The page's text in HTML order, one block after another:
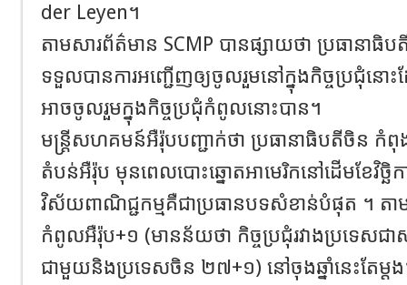
der Leyen។
តាមសារព័ត៌មាន​ SCMP បានផ្សាយថា ប្រធានាធិ
ទទួលបានការអញ្ជើញឲ្យចូលរួម​នៅក្នុងកិច្ចប្រជុំនោះ
អាចចូលរួមក្នុងកិច្ចប្រជុំកំពូលនោះបាន។
មន្ត្រីសហគមន៍អឺរ៉ុប​បញ្ជាក់ថា ប្រធានាធិបតីចិន កំពុ
តំបន់អឺរ៉ុប​ មុនពេលបោះឆ្នោតអាមេរិក​នៅដើមខែវិច្ឆិ
វិស័យពាណិជ្ជកម្មគឺជាប្រធានបទសំខាន់បំផុត​ ។ តា
កំពូល​អឺរ៉ុប+១ (មានន័យថា កិច្ចប្រជុំរវាងប្រទេសជ
ជាមួយនិងប្រទេសចិន ២៧+១) នៅចុងឆ្នាំនេះតែម្ត